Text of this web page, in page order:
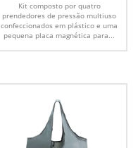
Kit composto por quatro
prendedores de pressão multiuso
confeccionados em plástico e uma
pequena placa magnética para...